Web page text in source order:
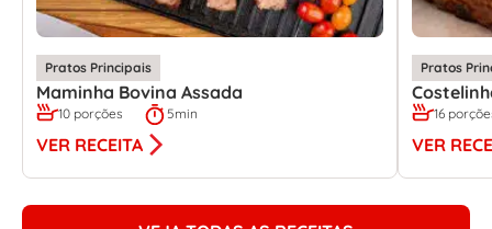
Pratos Principais
Maminha Bovina Assada
10 porções 5min
VER RECEITA
Pratos
16
VER